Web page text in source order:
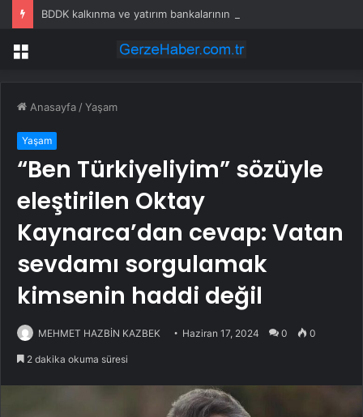
Menü
Anasayfa /Yaşam
Yaşam
“Ben Türkiyeliyim” sözüyle
eleştirilen Oktay
Kaynarca’dan cevap: Vatan
sevdamı sorgulamak
kimsenin haddi değil
MEHMET HAZBİN KAZBEK Haziran 17, 2024 0 0
2 dakika okuma süresi